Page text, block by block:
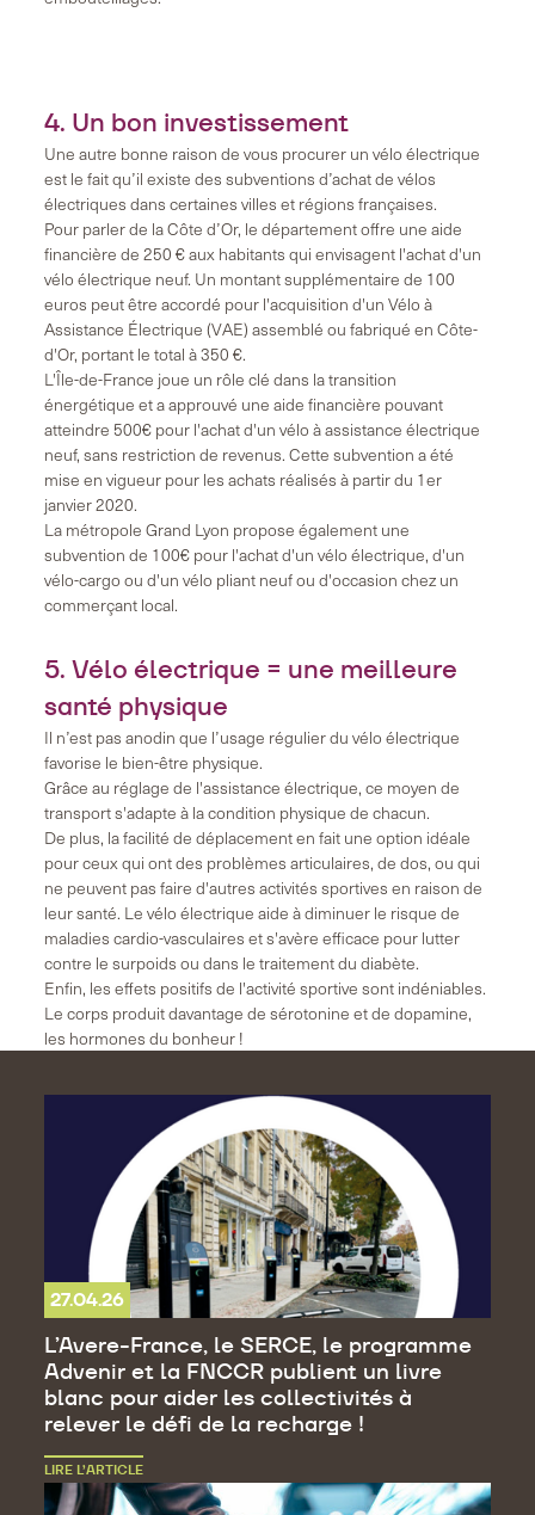
4. Un bon investissement
Une autre bonne raison de vous procurer un vélo électrique
est le fait qu’il existe des subventions d’achat de vélos
électriques dans certaines villes et régions françaises.
Pour parler de la Côte d’Or, le département offre une aide
financière de 250 € aux habitants qui envisagent l'achat d'un
vélo électrique neuf. Un montant supplémentaire de 100
euros peut être accordé pour l'acquisition d'un Vélo à
Assistance Électrique (VAE) assemblé ou fabriqué en Côte-
d'Or, portant le total à 350 €.
L'Île-de-France joue un rôle clé dans la transition
énergétique et a approuvé une aide financière pouvant
atteindre 500€ pour l'achat d'un vélo à assistance électrique
neuf, sans restriction de revenus. Cette subvention a été
mise en vigueur pour les achats réalisés à partir du 1er
janvier 2020.
La métropole Grand Lyon propose également une
subvention de 100€ pour l'achat d'un vélo électrique, d'un
vélo-cargo ou d'un vélo pliant neuf ou d'occasion chez un
commerçant local.
5. Vélo électrique = une meilleure
santé physique
Il n’est pas anodin que l’usage régulier du vélo électrique
favorise le bien-être physique.
Grâce au réglage de l'assistance électrique, ce moyen de
transport s'adapte à la condition physique de chacun.
De plus, la facilité de déplacement en fait une option idéale
pour ceux qui ont des problèmes articulaires, de dos, ou qui
ne peuvent pas faire d'autres activités sportives en raison de
leur santé. Le vélo électrique aide à diminuer le risque de
maladies cardio-vasculaires et s'avère efficace pour lutter
contre le surpoids ou dans le traitement du diabète.
Enfin, les effets positifs de l'activité sportive sont indéniables.
Le corps produit davantage de sérotonine et de dopamine,
les hormones du bonheur !
27.04.26
L’Avere-France, le SERCE, le programme
Advenir et la FNCCR publient un livre
blanc pour aider les collectivités à
relever le défi de la recharge !
LIRE L’ARTICLE